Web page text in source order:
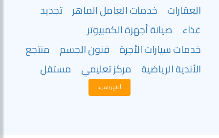
العقارات خدمات العامل الماهر تجديد
غذاء
صيانة أجهزة الكمبيوتر
خدمات سيارات الأجرة فنون الجسم
منتجع
الأندية الرياضية
مركز تعليمي مستقل
أظهر المزيد